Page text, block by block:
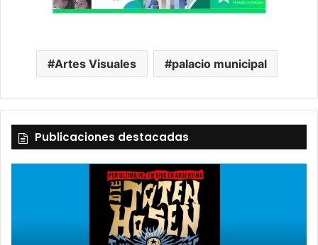
Artes Visuales palacio municipal
Publicaciones destacadas